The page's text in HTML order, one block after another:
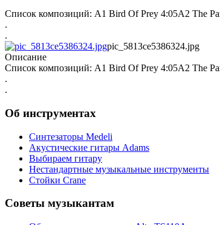
Список композиций: A1 Bird Of Prey 4:05A2 The
.
.
pic_5813ce5386324.jpg
Описание
Список композиций: A1 Bird Of Prey 4:05A2 The
.
.
Об инструментах
Синтезаторы Мedeli
Акустические гитары Adams
Выбираем гитару
Нестандартные музыкальные инструменты
Стойки Crane
Советы музыкантам